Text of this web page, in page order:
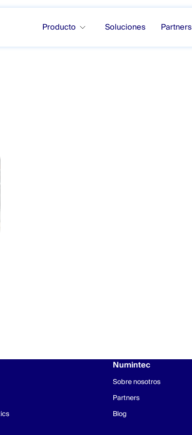
Producto Soluciones Partners
Numintec
Sobre nosotros
Partners
Blog